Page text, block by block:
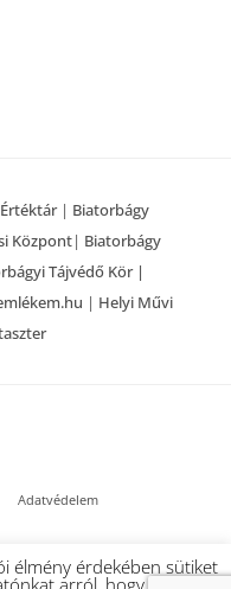
| Biatorbágy
Központ| Biatorbágy
Tájvédő Kör |
| Helyi Művi
Adatvédelem
– Minden jog fenntartva
élmény érdekében sütiket
arról, hogy milyen